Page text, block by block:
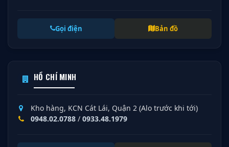
Gọi điện Bản đồ
HỒ CHÍ MINH
Kho hàng, KCN Cát Lái, Quận 2 (Alo trước khi tới)
0948.02.0788 / 0933.48.1979